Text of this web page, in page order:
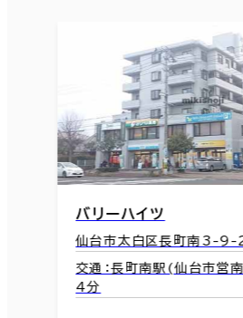
バリーハイツ
仙台市太白区長町南3-
交通：長町南駅(仙台市営
4分